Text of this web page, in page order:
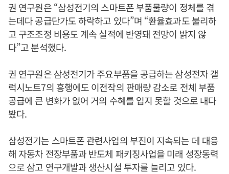
권 연구원은 “삼성전기의 스마트폰 부품물량이 정체를 겪
는데다 공급단가도 하락하고 있다”며 “환율효과도 불리하
고 구조조정 비용도 계속 실적에 반영돼 전망이 밝지 않
다”고 분석했다.
권 연구원은 삼성전기가 주요부품을 공급하는 삼성전자 갤
럭시노트7의 흥행에도 이전작의 판매량 감소로 전체 부품
공급에 큰 변화가 없어 거의 수혜를 입지 못할 것으로 내다
봤다.
삼성전기는 스마트폰 관련사업의 부진이 지속되는 데 대응
해 자동차 전장부품과 반도체 패키징사업을 미래 성장동력
으로 삼고 연구개발과 생산시설 투자를 늘리고 있다.